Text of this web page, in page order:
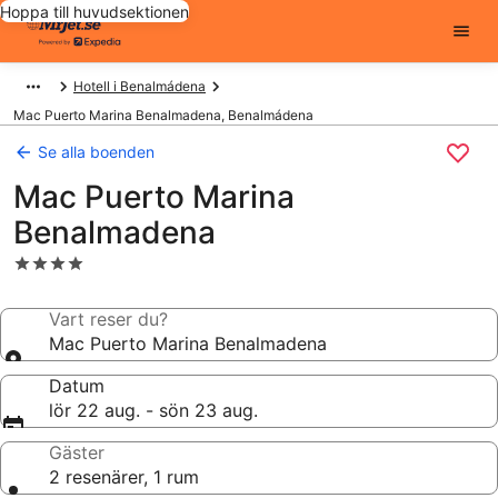
Hoppa till huvudsektionen
Hotell i Benalmádena
Mac Puerto Marina Benalmadena, Benalmádena
Se alla boenden
Mac Puerto Marina
Benalmadena
4.0-
boendeVart reser du?
Mac Puerto Marina Benalmadena
Datum
lör 22 aug. - sön 23 aug.
Gäster
2 resenärer, 1 rum